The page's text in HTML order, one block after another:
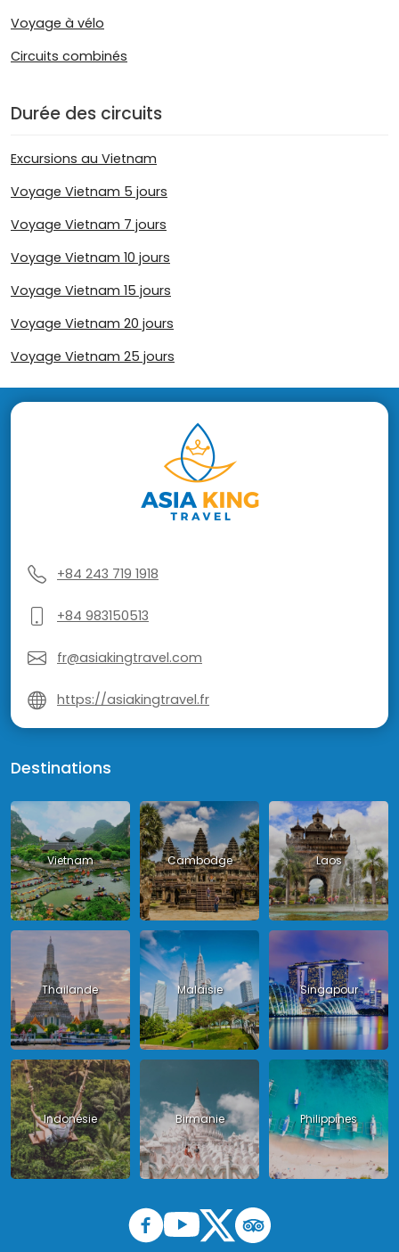
Voyage à vélo
Circuits combinés
Durée des circuits
Excursions au Vietnam
Voyage Vietnam 5 jours
Voyage Vietnam 7 jours
Voyage Vietnam 10 jours
Voyage Vietnam 15 jours
Voyage Vietnam 20 jours
Voyage Vietnam 25 jours
+84 243 719 1918
+84 983150513
fr@asiakingtravel.com
https://asiakingtravel.fr
Destinations
Vietnam Cambodge Laos
Thailande Malaisie Singapour
Indonésie Birmanie Philippines